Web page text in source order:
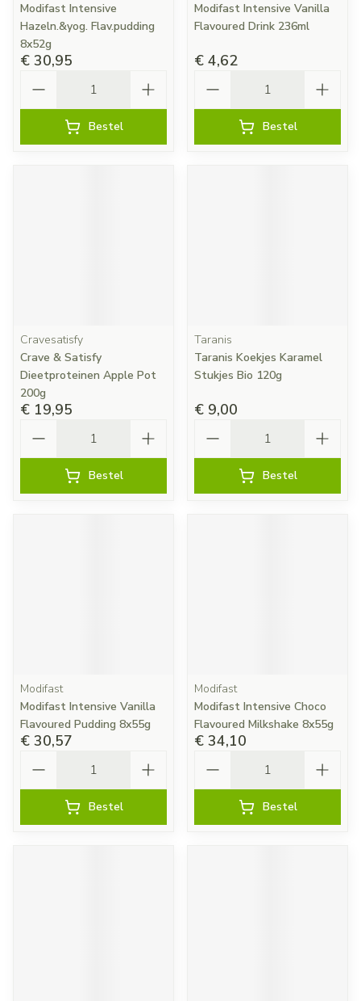
Modifast Intensive
Hazeln.&yog. Flav.pudding
8x52g
€ 30,95
Bestel
Modifast Intensive Vanilla
Flavoured Drink 236ml
€ 4,62
Bestel
Cravesatisfy
Crave & Satisfy
Dieetproteinen Apple Pot
200g
€ 19,95
Bestel
Taranis
Taranis Koekjes Karamel
Stukjes Bio 120g
€ 9,00
Bestel
Modifast
Modifast Intensive Vanilla
Flavoured Pudding 8x55g
€ 30,57
Bestel
Modifast
Modifast Intensive Choco
Flavoured Milkshake 8x55g
€ 34,10
Bestel